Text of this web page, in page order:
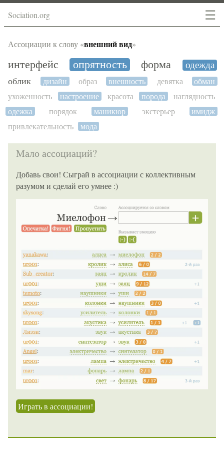
☰
Sociation.org
Ассоциации к слову «внешний вид»
интерфейс опрятность форма одежда
облик дизайн образ внешность девятка
обман
ухоженность
настроение красота порода
наглядность
одежка
порядок маникюр экстерьер
имидж
привлекательность
мода
Мало ассоциаций?
Добавь свои! Сыграй в ассоциации с коллективным
разумом и сделай его умнее :)
Играть в ассоциации!